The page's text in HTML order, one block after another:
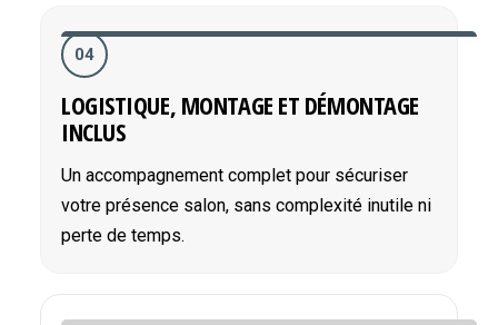
04
LOGISTIQUE, MONTAGE ET DÉMONTAGE
INCLUS
Un accompagnement complet pour sécuriser
votre présence salon, sans complexité inutile ni
perte de temps.